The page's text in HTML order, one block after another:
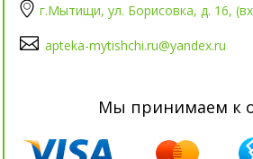
г.Мытищи, ул. Борисовка, д. 16,
apteka-mytishchi.ru@yandex.ru
Мы принимаем к